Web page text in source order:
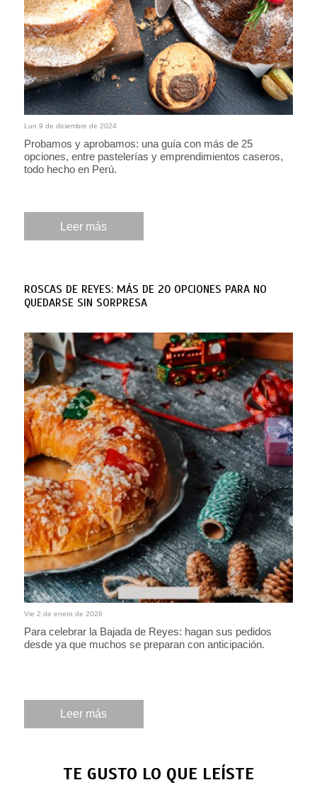
Lun 9 de diciembre de 2024
Probamos y aprobamos: una guía con más de 25
opciones, entre pastelerías y emprendimientos caseros,
todo hecho en Perú.
Leer más
ROSCAS DE REYES: MÁS DE 20 OPCIONES PARA NO
QUEDARSE SIN SORPRESA
Vie 2 de enero de 2026
Para celebrar la Bajada de Reyes: hagan sus pedidos
desde ya que muchos se preparan con anticipación.
Leer más
TE GUSTO LO QUE LEÍSTE